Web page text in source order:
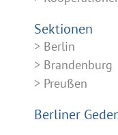
Sektionen
Berlin
Brandenburg
Preußen
Berliner